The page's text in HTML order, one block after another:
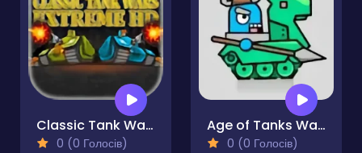
Classic Tank Wars Extreme HD
0 (0 Голосів)
Age of Tanks Warriors: TD War
0 (0 Голосів)